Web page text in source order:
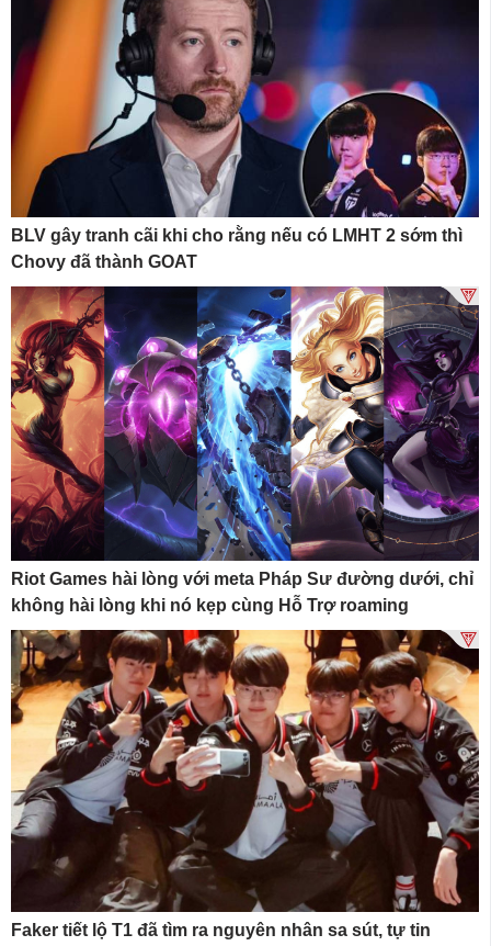
BLV gây tranh cãi khi cho rằng nếu có LMHT 2 sớm thì
Chovy đã thành GOAT
Riot Games hài lòng với meta Pháp Sư đường dưới, chỉ
không hài lòng khi nó kẹp cùng Hỗ Trợ roaming
Faker tiết lộ T1 đã tìm ra nguyên nhân sa sút, tự tin